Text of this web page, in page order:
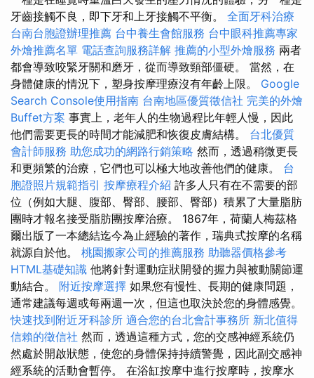
牙齒接觸不良，即下牙和上牙接觸不平衡。 全面牙科治療
台南台胞證辦理推薦 台中養生會館服務 台中眼科推薦專家
外燴推薦名單 電話查詢服務詳解 推薦的小型外燴服務 兩者
都會導致咬緊牙關和磨牙，從而導致頸部僵硬。 當然，在
身體健康的情況下，塑身按摩理療沒有年齡上限。 Google
Search Console使用指南 台南地區優質徵信社 完美的外燴
Buffet方案 事實上，老年人的生物過程比年輕人慢，因此
他們需要更長的時間才能減肥和恢復皮膚結構。 台北優質
會計師服務 助您成功的網路行銷策略 然而，透過稍微更長
和更頻繁的治療，它們也可以極大地改善他們的健康。 台
胞證照片規範指引 按摩療程介紹 許多人只有在不需要的部
位（例如大腿、腹部、臀部、腰部、臀部）積累了大量脂肪
團時才報名接受脂肪團按摩治療。 1867年，荷蘭人梅茲格
爾出版了一本總結迄今為止經驗的著作，瑞典式按摩的名稱
就源自於他。 桃園搬家公司的推薦服務 助聽器價格參考
HTML基礎知識 他將針對運動症狀開發的握力與被動關節運
動結合。 附近按摩選擇 如果您有慢性、長期的健康問題，
通常建議每週或每兩週一次，但這也取決於您的身體感覺。
快速找到附近牙科診所 適合您的台北會計事務所 新北值得
信賴的徵信社 然而，透過這種方式，您的交感神經系統仍
然處於開啟狀態，使您的身體保持持續警覺，因此副交感神
經系統的活動會暫停。 在浴缸按摩中進行按摩時，按摩水